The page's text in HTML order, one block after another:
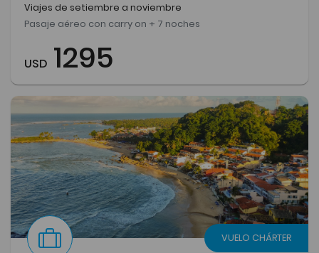
Viajes de setiembre a noviembre
Pasaje aéreo con carry on + 7 noches
USD 1295
VUELO CHÁRTER